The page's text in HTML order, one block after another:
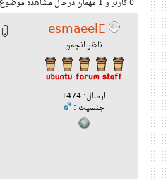
esmaeelE
ناظر انجمن
ارسال: 1474
جنسیت :